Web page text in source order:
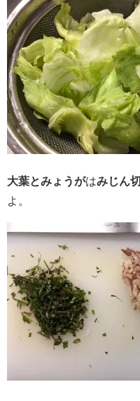
大葉とみょうがはみじん
よ。